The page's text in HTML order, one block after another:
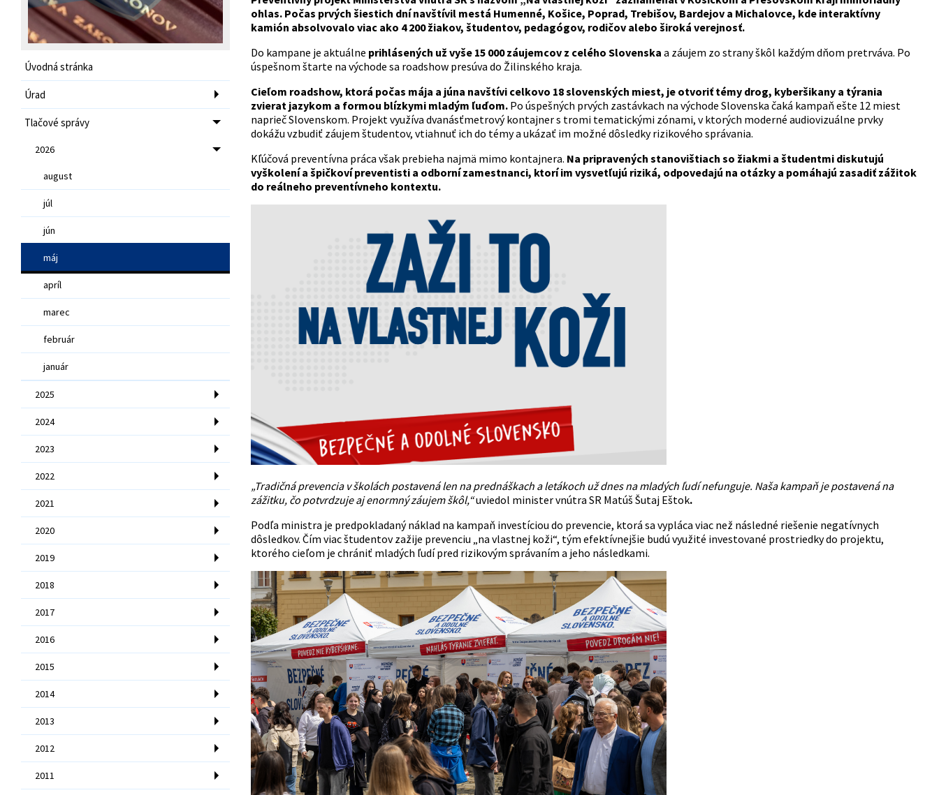
Úvodná stránka
Úrad
Tlačové správy
2026
august
júl
jún
máj
apríl
marec
február
január
2025
2024
2023
2022
2021
2020
2019
2018
2017
2016
2015
2014
2013
2012
2011
ohlas. Počas prvých šiestich dní navštívil mestá Humenné, Košice, Poprad, Trebišov, Bardejov a Michalovce, kde interaktívny
kamión absolvovalo viac ako 4 200 žiakov, študentov, pedagógov, rodičov alebo široká verejnosť.
Do kampane je aktuálne prihlásených už vyše 15 000 záujemcov z celého Slovenska a záujem zo strany škôl každým dňom pretrváva. Po
úspešnom štarte na východe sa roadshow presúva do Žilinského kraja.
Cieľom roadshow, ktorá počas mája a júna navštívi celkovo 18 slovenských miest, je otvoriť témy drog, kyberšikany a týrania
zvierat jazykom a formou blízkymi mladým ľuďom.Po úspešných prvých zastávkach na východe Slovenska čaká kampaň ešte 12 miest
naprieč Slovenskom. Projekt využíva dvanásťmetrový kontajner s tromi tematickými zónami, v ktorých moderné audiovizuálne prvky
dokážu vzbudiť záujem študentov, vtiahnuť ich do témy a ukázať im možné dôsledky rizikového správania.
Kľúčová preventívna práca však prebieha najmä mimo kontajnera. Na pripravených stanovištiach so žiakmi a študentmi diskutujú
vyškolení a špičkoví preventisti a odborní zamestnanci, ktorí im vysvetľujú riziká, odpovedajú na otázky a pomáhajú zasadiť zážitok
do reálneho preventívneho kontextu.
„Tradičná prevencia v školách postavená len na prednáškach a letákoch už dnes na mladých ľudí nefunguje. Naša kampaň je postavená na
zážitku, čo potvrdzuje aj enormný záujem škôl,“uviedol minister vnútra SR Matúš Šutaj Eštok.
Podľa ministra je predpokladaný náklad na kampaň investíciou do prevencie, ktorá sa vypláca viac než následné riešenie negatívnych
dôsledkov. Čím viac študentov zažije prevenciu „na vlastnej koži“, tým efektívnejšie budú využité investované prostriedky do projektu,
ktorého cieľom je chrániť mladých ľudí pred rizikovým správaním a jeho následkami.